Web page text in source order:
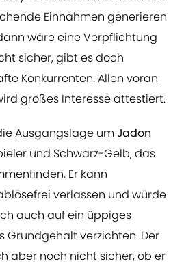
Einnahmen generieren
wäre eine Verpflichtung
sicher, gibt es doch
Konkurrenten. Allen voran
großes Interesse attestiert.
Ausgangslage umJadon
und Schwarz-Gelb, das
Er kann
verlassen und würde
auch auf ein üppiges
Grundgehalt verzichten. Der
aber noch nicht sicher, ob er